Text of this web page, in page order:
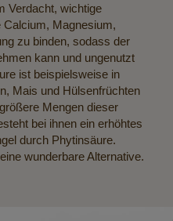
Verdacht, wichtige
Magnesium,
zu binden, sodass der
kann und ungenutzt
ist beispielsweise in
Mais und Hülsenfrüchten
Mengen dieser
bei ihnen ein erhöhtes
durch Phytinsäure.
wunderbare Alternative.